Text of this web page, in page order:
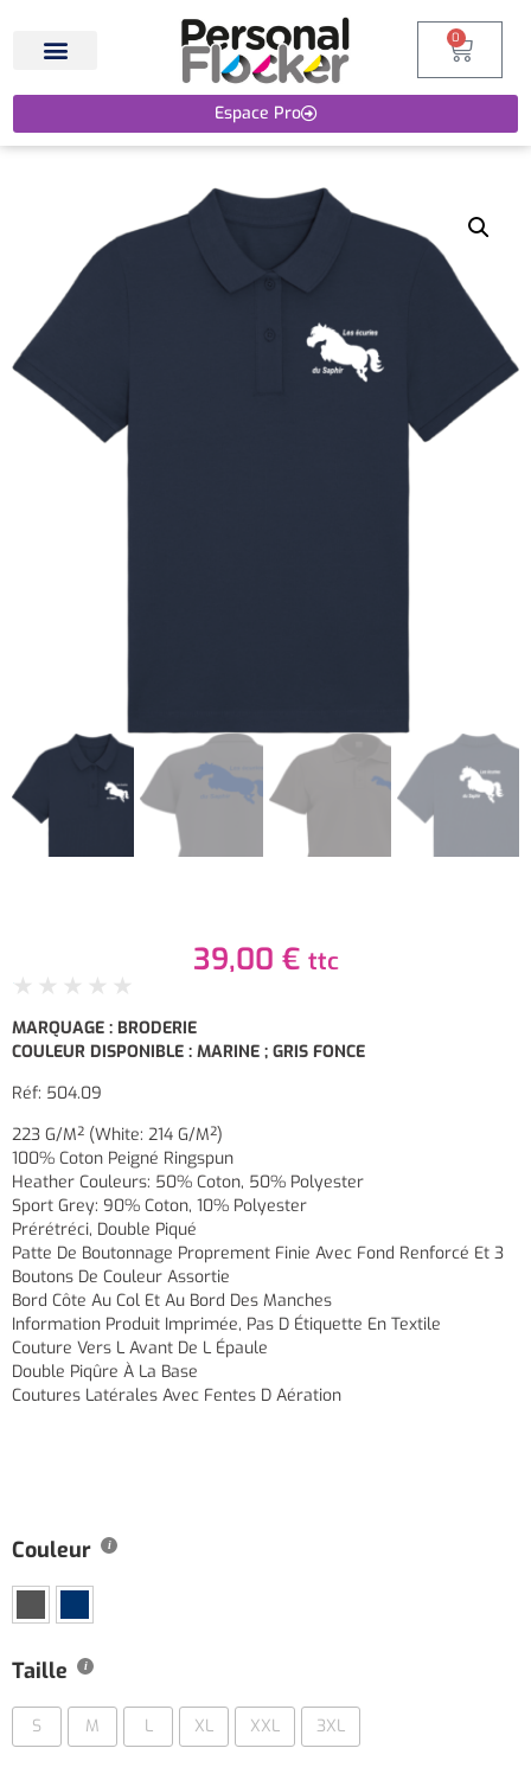
Espace Pro
0
39,00 € ttc
★ ★ ★ ★ ★
MARQUAGE : BRODERIE
COULEUR DISPONIBLE : MARINE ; GRIS FONCE
Réf: 504.09
223 G/m² (White: 214 G/m²)
100% Coton Peigné Ringspun
Heather Couleurs: 50% Coton, 50% Polyester
Sport Grey: 90% Coton, 10% Polyester
Prérétréci, Double Piqué
Patte De Boutonnage Proprement Finie Avec Fond Renforcé Et 3
Boutons De Couleur Assortie
Bord Côte Au Col Et Au Bord Des Manches
Information Produit Imprimée, Pas D Étiquette En Textile
Couture Vers L Avant De L Épaule
Double Piqûre À La Base
Coutures Latérales Avec Fentes D Aération
Couleur
Taille
S M L XL XXL 3XL